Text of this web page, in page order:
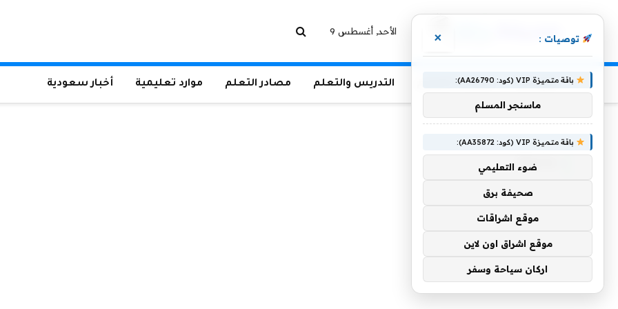
الأحد, أغسطس 9
الرئيسية منوعات التعليم التدريس والتعلم مصادر التعلم موارد تعليمية أخبار سعودية
الرئيسية»جامعة
جامعة
توصيات : ×
باقة متميزة VIP (كود: AA26790):
ماسنجر المسلم
باقة متميزة VIP (كود: AA35872):
ضوء التعليمي
صحيفة برق
موقع اشراقات
موقع اشراق اون لاين
اركان سياحة وسفر